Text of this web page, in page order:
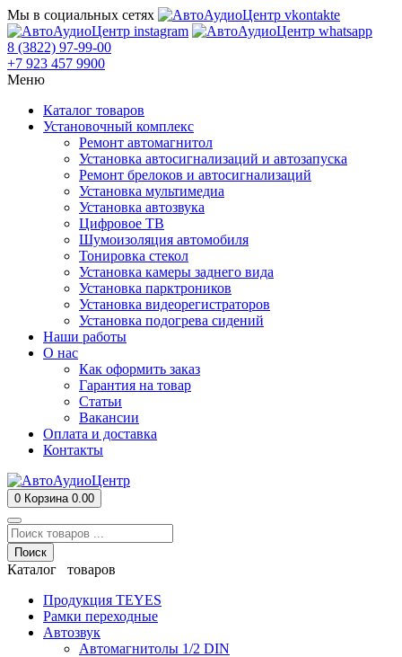
Мы в социальных сетях
8 (3822) 97-99-00
+7 923 457 9900
Меню
Каталог товаров
Установочный комплекс
Ремонт автомагнитол
Установка автосигнализаций и автозапуска
Ремонт брелоков и автосигнализаций
Установка мультимедиа
Установка автозвука
Цифровое ТВ
Шумоизоляция автомобиля
Тонировка стекол
Установка камеры заднего вида
Установка парктроников
Установка видеорегистраторов
Установка подогрева сидений
Наши работы
О нас
Как оформить заказ
Гарантия на товар
Статьи
Вакансии
Оплата и доставка
Контакты
0 Корзина 0.00
Поиск
Каталог товаров
Продукция TEYES
Рамки переходные
Автозвук
Автомагнитолы 1/2 DIN